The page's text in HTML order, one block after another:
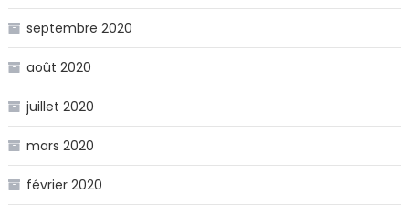
septembre 2020
août 2020
juillet 2020
mars 2020
février 2020